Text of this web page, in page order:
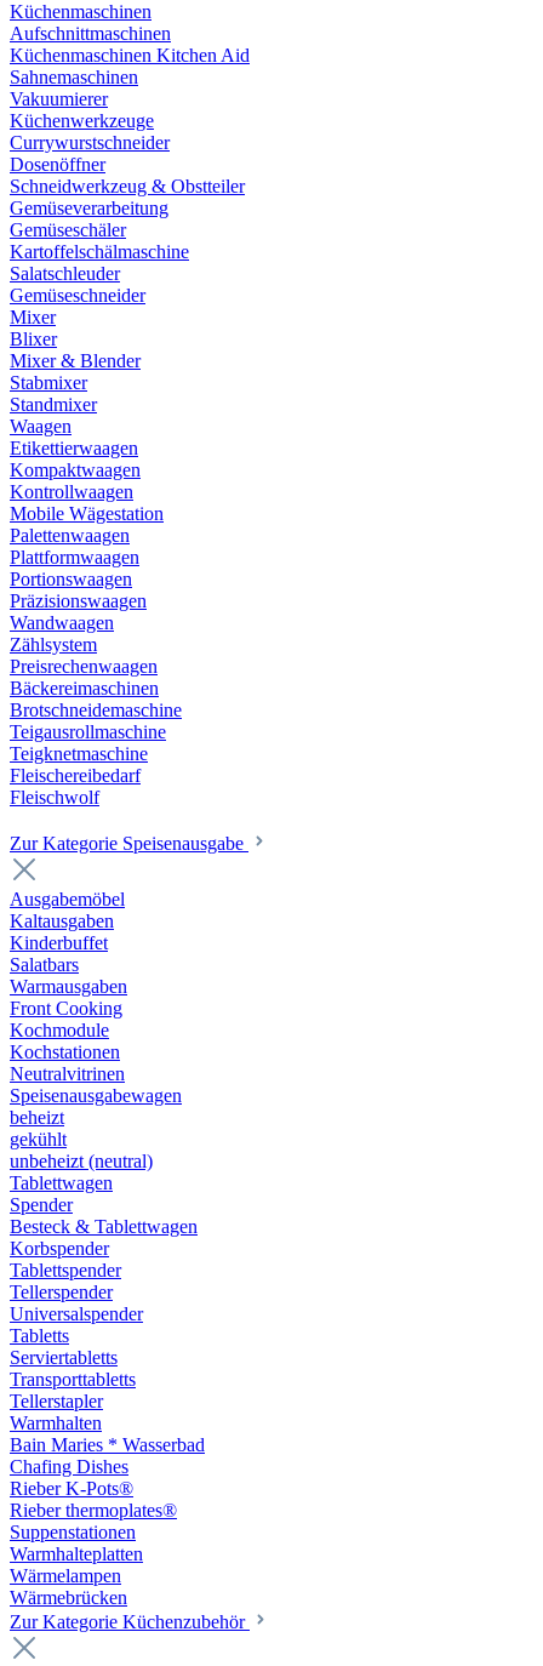
Küchenmaschinen
Aufschnittmaschinen
Küchenmaschinen Kitchen Aid
Sahnemaschinen
Vakuumierer
Küchenwerkzeuge
Currywurstschneider
Dosenöffner
Schneidwerkzeug & Obstteiler
Gemüseverarbeitung
Gemüseschäler
Kartoffelschälmaschine
Salatschleuder
Gemüseschneider
Mixer
Blixer
Mixer & Blender
Stabmixer
Standmixer
Waagen
Etikettierwaagen
Kompaktwaagen
Kontrollwaagen
Mobile Wägestation
Palettenwaagen
Plattformwaagen
Portionswaagen
Präzisionswaagen
Wandwaagen
Zählsystem
Preisrechenwaagen
Bäckereimaschinen
Brotschneidemaschine
Teigausrollmaschine
Teigknetmaschine
Fleischereibedarf
Fleischwolf
Zur Kategorie Speisenausgabe
Ausgabemöbel
Kaltausgaben
Kinderbuffet
Salatbars
Warmausgaben
Front Cooking
Kochmodule
Kochstationen
Neutralvitrinen
Speisenausgabewagen
beheizt
gekühlt
unbeheizt (neutral)
Tablettwagen
Spender
Besteck & Tablettwagen
Korbspender
Tablettspender
Tellerspender
Universalspender
Tabletts
Serviertabletts
Transporttabletts
Tellerstapler
Warmhalten
Bain Maries * Wasserbad
Chafing Dishes
Rieber K-Pots®
Rieber thermoplates®
Suppenstationen
Warmhalteplatten
Wärmelampen
Wärmebrücken
Zur Kategorie Küchenzubehör